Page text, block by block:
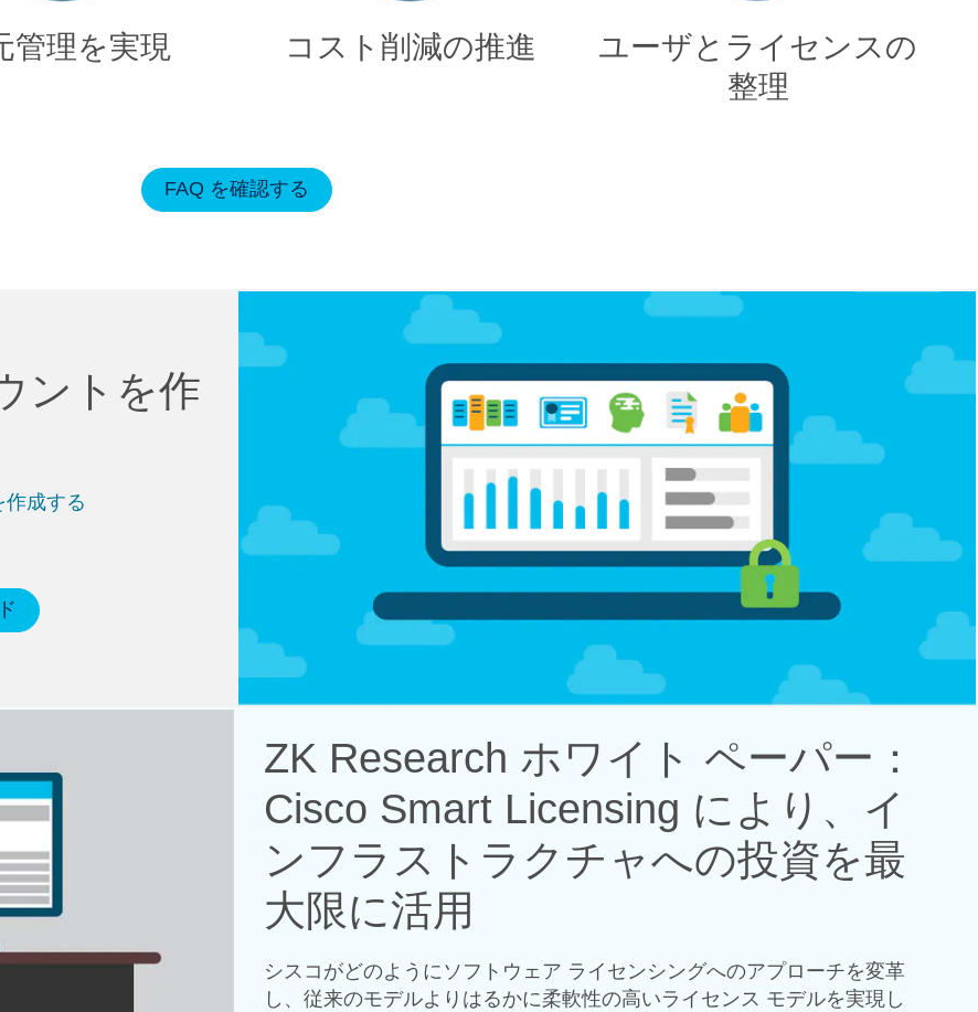
管理を実現 コスト削減の推進
ユーザとライセンスの
整理
FAQ を確認する
ントを作
成する
ZK Research ホワイト ペーパー：
Cisco Smart Licensing により、イ
ンフラストラクチャへの投資を最
大限に活用
シスコがどのようにソフトウェア ライセンシングへのアプローチを変革
し、従来のモデルよりはるかに柔軟性の高いライセンス モデルを実現し